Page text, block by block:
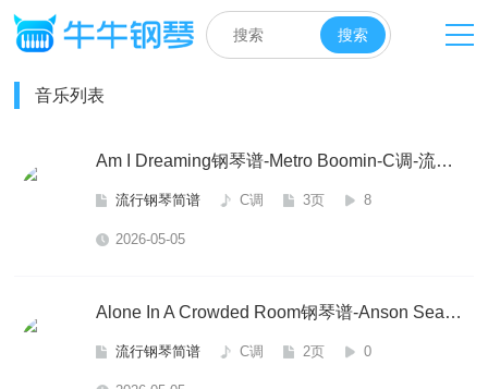
搜索
当前位置： 首页>钢琴简谱>流行钢琴简谱
音乐列表
Am I Dreaming钢琴谱-Metro Boomin-C调-流行钢琴简谱
流行钢琴简谱 C调 3页 8
2026-05-05
Alone In A Crowded Room钢琴谱-Anson Seabra-C调-流行钢琴简谱
流行钢琴简谱 C调 2页 0